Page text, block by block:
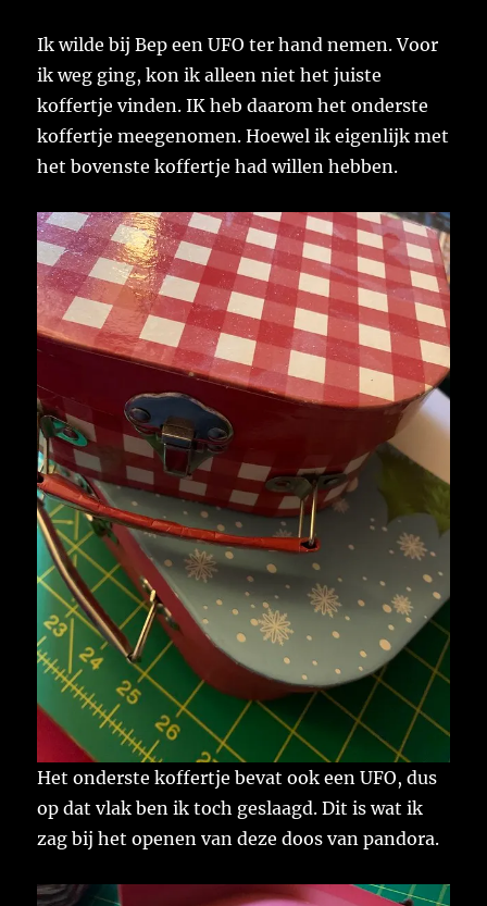
Ik wilde bij Bep een UFO ter hand nemen. Voor
ik weg ging, kon ik alleen niet het juiste
koffertje vinden. IK heb daarom het onderste
koffertje meegenomen. Hoewel ik eigenlijk met
het bovenste koffertje had willen hebben.
Het onderste koffertje bevat ook een UFO, dus
op dat vlak ben ik toch geslaagd. Dit is wat ik
zag bij het openen van deze doos van pandora.